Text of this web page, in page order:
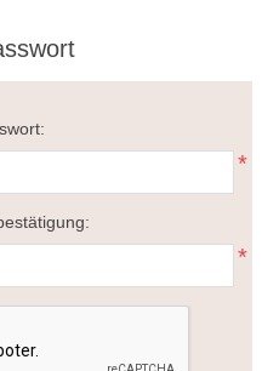
*
*